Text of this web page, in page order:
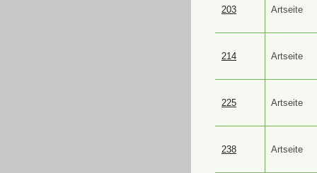
203 Artseite
214 Artseite
225 Artseite
238 Artseite